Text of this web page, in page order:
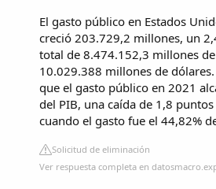
El gasto público en Estados
creció 203.729,2 millones, un
total de 8.474.152,3 millones
10.029.388 millones de
que el gasto público en 2021
del PIB, una caída de 1,8
cuando el gasto fue el 44,82%
Solicitud de eliminación
Ver respuesta completa en